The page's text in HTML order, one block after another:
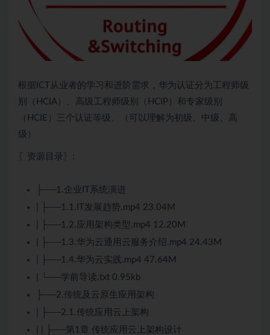
根据ICT从业者的学习和进阶需求，华为认证分为工程师级
别（ HCIA ）、高级工程师级别（ HCIP ）和专家级别
（HCIE）三个认证等级。（可以理解为初级、中级、高
级）
〖资源目录〗:
├──1.企业IT系统演进
| ├──1.1.IT发展趋势.mp4 23.04M
| ├──1.2.应用架构类型.mp4 12.20M
| ├──1.3.华为云通用云服务介绍.mp4 24.43M
| ├──1.4.华为云实践.mp4 47.64M
| └──学前导读.txt 0.95kb
├──2.传统及 云原生
应用架构
| ├──2.1.传统应用云上架构
| | ├──第1章 传统应用云上架构设计